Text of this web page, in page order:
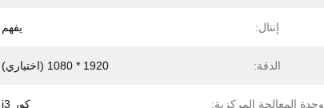
إنتال: يفهم
الدقة: 1920 * 1080 (اختياري)
وحدة المعالجة المركزية: كور i3